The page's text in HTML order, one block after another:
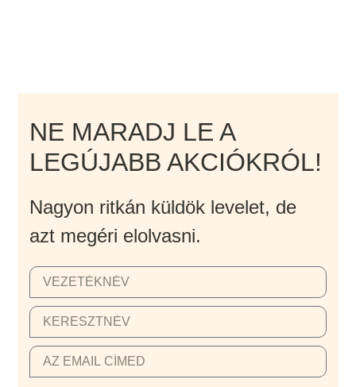
NE MARADJ LE A
LEGÚJABB AKCIÓKRÓL!
Nagyon ritkán küldök levelet, de
azt megéri elolvasni.